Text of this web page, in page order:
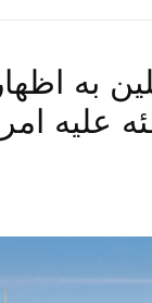
به
علیه